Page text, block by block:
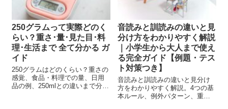
250グラムって実際どのく
らい？重さ･量･見た目･料
理･生活まで 全て分かる ガ
イド
250グラムはどのくらい？重さの
感覚、食品・料理での量、日用
品の例、250mlとの違いまで分か
音読みと訓読みの違いと見
分け方をわかりやすく解説
｜小学生から大人まで使え
る完全ガイド【例題・テス
ト対策つき】
音読みと訓読みの違いと見分け
方をわかりやすく解説。4つの基
本ルール、例外パターン、重箱